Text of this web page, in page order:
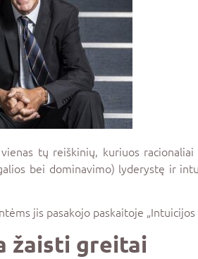
tų reiškinių, kuriuos
bei dominavimo) lyderystę ir
jis pasakojo paskaitoje
žaisti greitai